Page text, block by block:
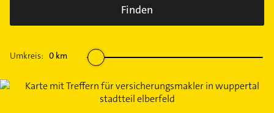
Finden
Umkreis: 0 km